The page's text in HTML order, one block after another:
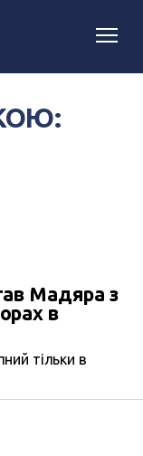
Мадяра з
в
тільки в